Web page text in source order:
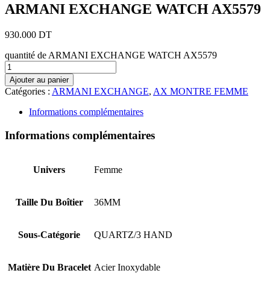
ARMANI EXCHANGE WATCH AX5579
930.000 DT
quantité de ARMANI EXCHANGE WATCH AX5579
Ajouter au panier
Catégories : ARMANI EXCHANGE, AX MONTRE FEMME
Informations complémentaires
Informations complémentaires
Univers Femme
Taille Du Boîtier 36MM
Sous-Catégorie QUARTZ/3 HAND
Matière Du Bracelet Acier Inoxydable